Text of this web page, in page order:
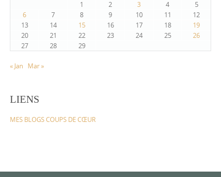
1
2 3 4
5
6
7 8 9 10 11
12
13
14 15 16 17 18
19
20
21 22 23 24 25
26
27
28 29
« Jan Mar »
LIENS
MES BLOGS COUPS DE CŒUR